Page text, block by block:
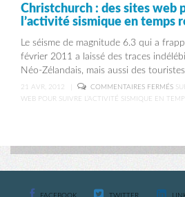
Christchurch : des sites web
l’activité sismique en temps
Le séisme de magnitude 6.3 qui a
février 2011 a laissé des traces
Néo-Zélandais, mais aussi des
21 AVR, 2012 COMMENTAIRES FERMÉS
WEB POUR SUIVRE L’ACTIVITÉ SISMIQUE EN
FACEBOOK TWITTER